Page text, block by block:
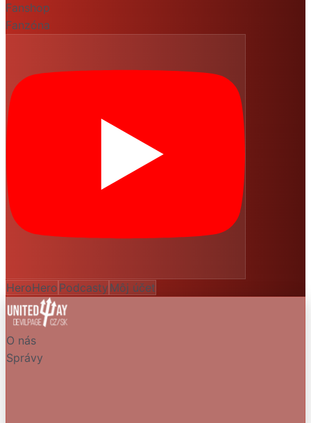
Fanshop
Fanzóna
HeroHero Podcasty Môj účet
O nás
Správy